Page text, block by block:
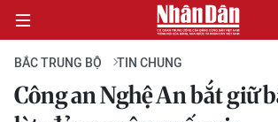
BẮC TRUNG BỘ TIN CHUNG
Công an Nghệ An bắt giữ